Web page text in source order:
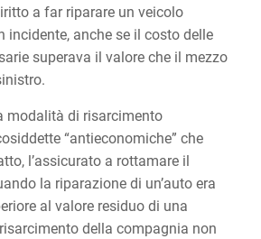
a far riparare un veicolo
incidente, anche se il costo delle
superava il valore che il mezzo
modalità di risarcimento
“antieconomiche” che
l’assicurato a rottamare il
la riparazione di un’auto era
al valore residuo di una
della compagnia non